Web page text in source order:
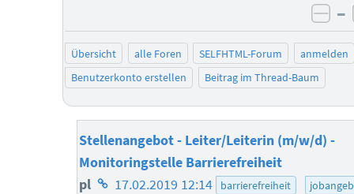
–
Übersicht alle Foren SELFHTML-Forum
anmelden
Benutzerkonto erstellen
Beitrag im Thread-Baum
Stellenangebot - Leiter/Leiterin (m/w/d) -
Monitoringstelle Barrierefreiheit
pl Homepage
17.02.2019 12:14 barrierefreiheit